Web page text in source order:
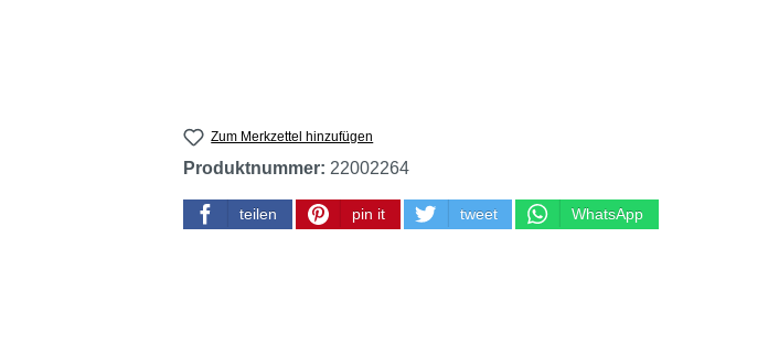
Zum Merkzettel hinzufügen
Produktnummer: 22002264
teilen pin it tweet WhatsApp